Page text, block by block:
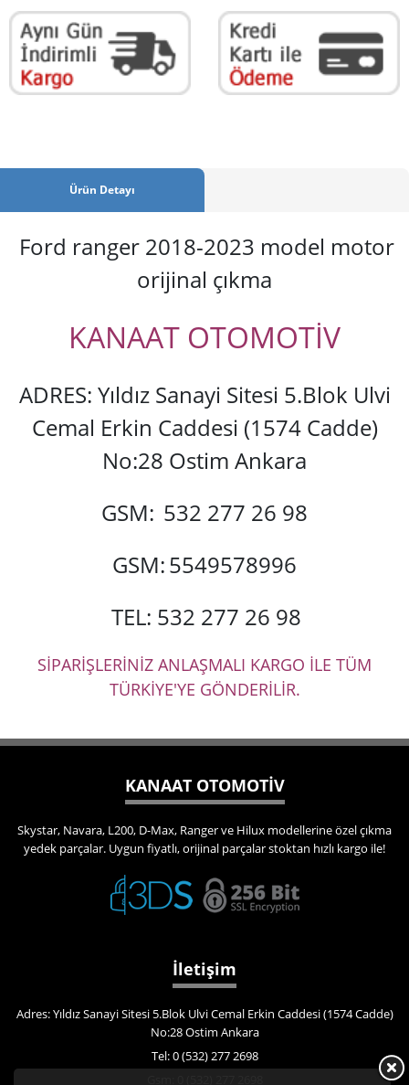
Ürün Detayı
Ford ranger 2018-2023 model motor
orijinal çıkma
KANAAT OTOMOTİV
ADRES: Yıldız Sanayi Sitesi 5.Blok Ulvi
Cemal Erkin Caddesi (1574 Cadde)
No:28 Ostim Ankara
GSM: 532 277 26 98
GSM:5549578996
TEL: 532 277 26 98
SİPARİŞLERİNİZ ANLAŞMALI KARGO İLE TÜM
TÜRKİYE'YE GÖNDERİLİR.
KANAAT OTOMOTİV
Skystar, Navara, L200, D-Max, Ranger ve Hilux modellerine özel çıkma
yedek parçalar. Uygun fiyatlı, orijinal parçalar stoktan hızlı kargo ile!
İletişim
Adres: Yıldız Sanayi Sitesi 5.Blok Ulvi Cemal Erkin Caddesi (1574 Cadde)
No:28 Ostim Ankara
Tel: 0 (532) 277 2698